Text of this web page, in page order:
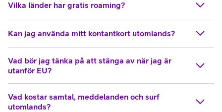
Vilka länder har gratis roaming?
Kan jag använda mitt kontantkort utomlands?
Vad bör jag tänka på att stänga av när jag är
utanför EU?
Vad kostar samtal, meddelanden och surf
utomlands?